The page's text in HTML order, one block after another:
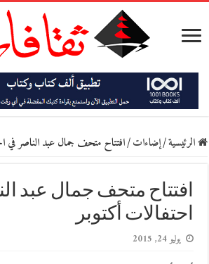
الرئيسية/إضاءات/افتتاح متحف جمال عبد الناصر في
افتتاح متحف جمال عبد
احتفالات أكتوبر
يوليو 24, 2015